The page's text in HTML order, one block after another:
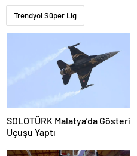
Trendyol Süper Lig
SOLOTÜRK Malatya’da Gösteri
Uçuşu Yaptı